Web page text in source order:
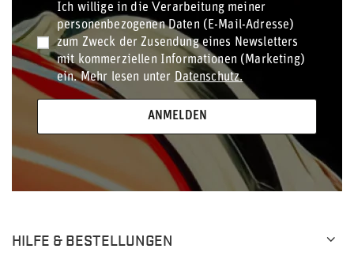
Ich willige in die Verarbeitung meiner
personenbezogenen Daten (E-Mail-Adresse)
zum Zweck der Zusendung eines Newsletters
mit kommerziellen Informationen (Marketing)
ein. Mehr lesen unter Datenschutz.
ANMELDEN
HILFE & BESTELLUNGEN